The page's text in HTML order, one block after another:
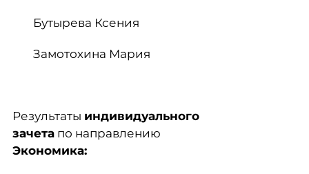
Бутырева Ксения
Замотохина Мария
Результаты индивидуального
зачета по направлению
Экономика: